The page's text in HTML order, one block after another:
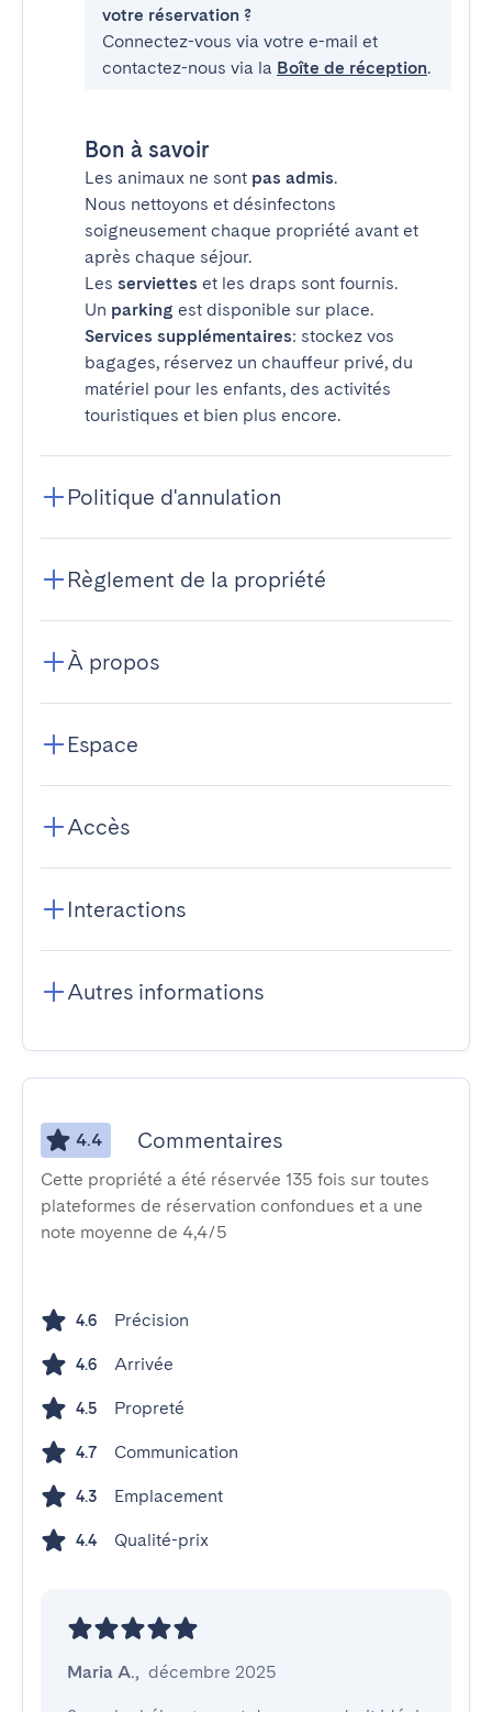
votre réservation ?
Connectez-vous via votre e-mail et
contactez-nous via la Boîte de réception.
Bon à savoir
Les animaux ne sont pas admis.
Nous nettoyons et désinfectons
soigneusement chaque propriété avant et
après chaque séjour.
Les serviettes et les draps sont fournis.
Un parking est disponible sur place.
Services supplémentaires: stockez vos
bagages, réservez un chauffeur privé, du
matériel pour les enfants, des activités
touristiques et bien plus encore.
Politique d'annulation
Règlement de la propriété
À propos
Espace
Accès
Interactions
Autres informations
4.4 Commentaires
Cette propriété a été réservée 135 fois sur toutes
plateformes de réservation confondues et a une
note moyenne de 4,4/5
4.6 Précision
4.6 Arrivée
4.5 Propreté
4.7 Communication
4.3 Emplacement
4.4 Qualité-prix
Maria A., décembre 2025